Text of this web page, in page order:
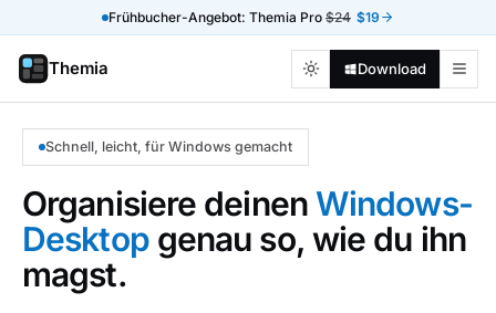
Frühbucher-Angebot: Themia Pro $24 $19
Themia Download
Schnell, leicht, für Windows gemacht
Organisiere deinenWindows-
Desktopgenau so, wie du ihn
magst.